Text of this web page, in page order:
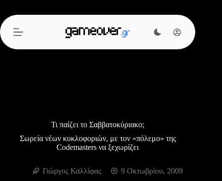
περιεχόμενο
Τι παίζει το Σαββατοκύριακο;
Σωρεία νέων κυκλοφοριών, με τον «πόλεμο» της
Codemasters να ξεχωρίζει
Γιώργος Καλλίφας 9 Οκτωβρίου, 2009